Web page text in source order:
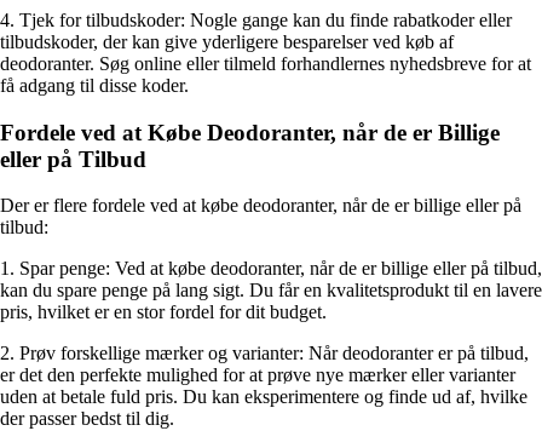
4. Tjek for tilbudskoder: Nogle gange kan du finde rabatkoder eller
tilbudskoder, der kan give yderligere besparelser ved køb af
deodoranter. Søg online eller tilmeld forhandlernes nyhedsbreve for at
få adgang til disse koder.
Fordele ved at Købe Deodoranter, når de er Billige
eller på Tilbud
Der er flere fordele ved at købe deodoranter, når de er billige eller på
tilbud:
1. Spar penge: Ved at købe deodoranter, når de er billige eller på tilbud,
kan du spare penge på lang sigt. Du får en kvalitetsprodukt til en lavere
pris, hvilket er en stor fordel for dit budget.
2. Prøv forskellige mærker og varianter: Når deodoranter er på tilbud,
er det den perfekte mulighed for at prøve nye mærker eller varianter
uden at betale fuld pris. Du kan eksperimentere og finde ud af, hvilke
der passer bedst til dig.